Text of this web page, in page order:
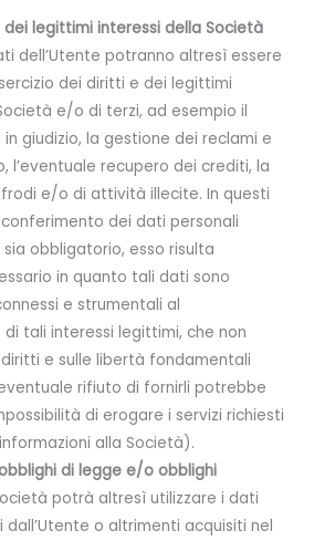
dei legittimi interessi della Società
dell’Utente potranno altresì essere
dei diritti e dei legittimi
e/o di terzi, ad esempio il
giudizio, la gestione dei reclami e
l’eventuale recupero dei crediti, la
e/o di attività illecite. In questi
dei dati personali
sia obbligatorio, esso risulta
in quanto tali dati sono
e strumentali al
tali interessi legittimi, che non
e sulle libertà fondamentali
rifiuto di fornirli potrebbe
di erogare i servizi richiesti
alla Società).
di legge e/o obblighi
potrà altresì utilizzare i dati
o altrimenti acquisiti nel